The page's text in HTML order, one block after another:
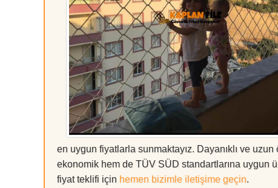
en uygun fiyatlarla sunmaktayız. Dayanıklı ve
ekonomik hem de TÜV SÜD standartlarına uygun
fiyat teklifi için hemen bizimle iletişime geçin.